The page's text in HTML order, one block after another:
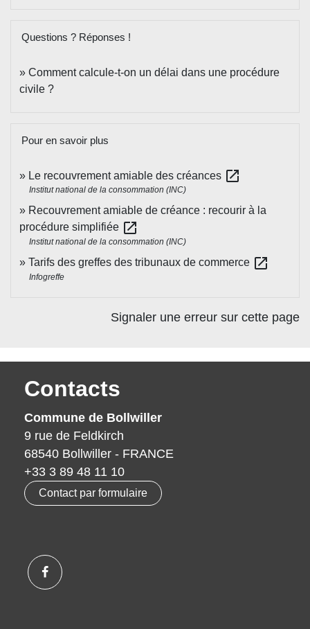
Questions ? Réponses !
Comment calcule-t-on un délai dans une procédure
civile ?
Pour en savoir plus
Le recouvrement amiable des créances open_in_new
Institut national de la consommation (INC)
Recouvrement amiable de créance : recourir à la
procédure simplifiée open_in_new
Institut national de la consommation (INC)
Tarifs des greffes des tribunaux de commerce open_in_new
Infogreffe
Signaler une erreur sur cette page
Contacts
Commune de Bollwiller
9 rue de Feldkirch
68540 Bollwiller - FRANCE
+33 3 89 48 11 10
Contact par formulaire